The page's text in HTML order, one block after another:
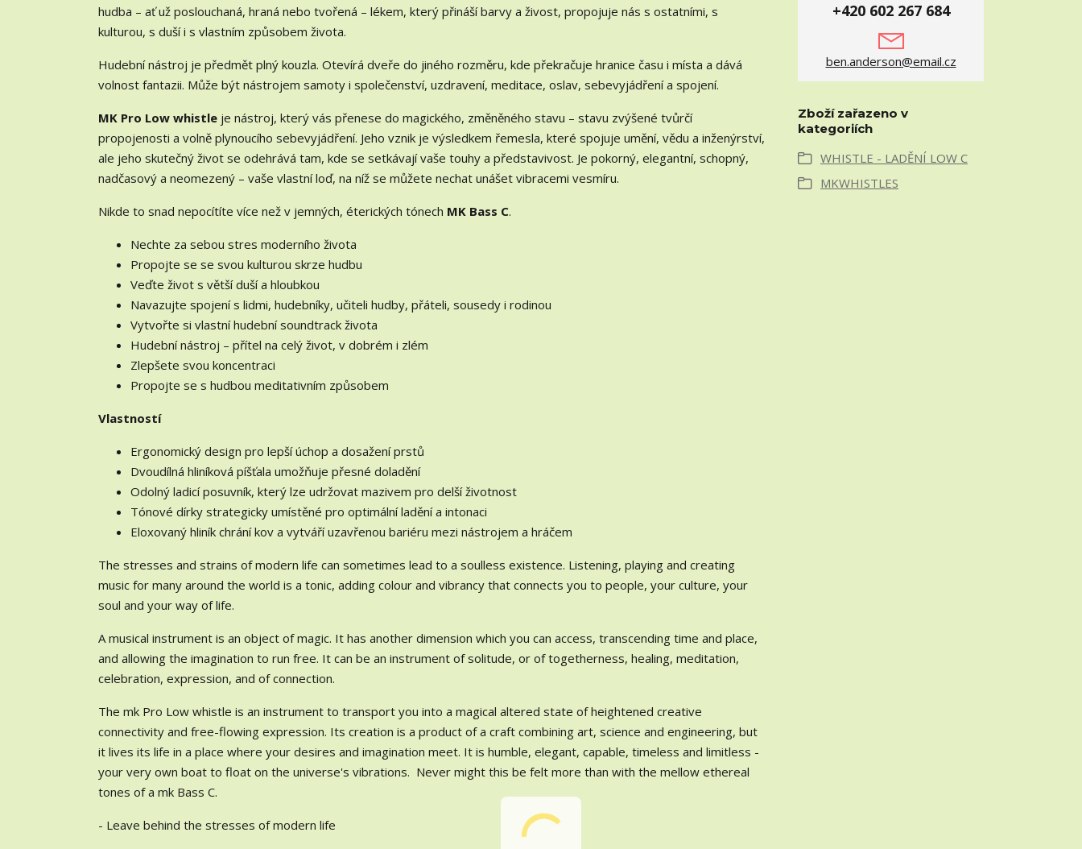
hudba – ať už poslouchaná, hraná nebo tvořená – lékem, který přináší barvy a živost, propojuje nás s ostatními, s
kulturou, s duší i s vlastním způsobem života.
Hudební nástroj je předmět plný kouzla. Otevírá dveře do jiného rozměru, kde překračuje hranice času i místa a dává
volnost fantazii. Může být nástrojem samoty i společenství, uzdravení, meditace, oslav, sebevyjádření a spojení.
MK Pro Low whistle je nástroj, který vás přenese do magického, změněného stavu – stavu zvýšené tvůrčí
propojenosti a volně plynoucího sebevyjádření. Jeho vznik je výsledkem řemesla, které spojuje umění, vědu a inženýrství,
ale jeho skutečný život se odehrává tam, kde se setkávají vaše touhy a představivost. Je pokorný, elegantní, schopný,
nadčasový a neomezený – vaše vlastní loď, na níž se můžete nechat unášet vibracemi vesmíru.
Nikde to snad nepocítíte více než v jemných, éterických tónech MK Bass C.
Nechte za sebou stres moderního života
Propojte se se svou kulturou skrze hudbu
Veďte život s větší duší a hloubkou
Navazujte spojení s lidmi, hudebníky, učiteli hudby, přáteli, sousedy i rodinou
Vytvořte si vlastní hudební soundtrack života
Hudební nástroj – přítel na celý život, v dobrém i zlém
Zlepšete svou koncentraci
Propojte se s hudbou meditativním způsobem
Vlastností
Ergonomický design pro lepší úchop a dosažení prstů
Dvoudílná hliníková píšťala umožňuje přesné doladění
Odolný ladicí posuvník, který lze udržovat mazivem pro delší životnost
Tónové dírky strategicky umístěné pro optimální ladění a intonaci
Eloxovaný hliník chrání kov a vytváří uzavřenou bariéru mezi nástrojem a hráčem
The stresses and strains of modern life can sometimes lead to a soulless existence. Listening, playing and creating
music for many around the world is a tonic, adding colour and vibrancy that connects you to people, your culture, your
soul and your way of life.
A musical instrument is an object of magic. It has another dimension which you can access, transcending time and place,
and allowing the imagination to run free. It can be an instrument of solitude, or of togetherness, healing, meditation,
celebration, expression, and of connection.
The mk Pro Low whistle is an instrument to transport you into a magical altered state of heightened creative
connectivity and free-flowing expression. Its creation is a product of a craft combining art, science and engineering, but
it lives its life in a place where your desires and imagination meet. It is humble, elegant, capable, timeless and limitless -
your very own boat to float on the universe's vibrations. Never might this be felt more than with the mellow ethereal
tones of a mk Bass C.
- Leave behind the stresses of modern life
+420 602 267 684
ben.anderson@email.cz
Zboží zařazeno v
kategoriích
WHISTLE - LADĚNÍ LOW C
MKWHISTLES